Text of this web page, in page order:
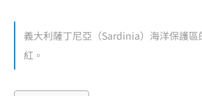
義大利薩丁尼亞（Sardinia）海洋保護
紅。